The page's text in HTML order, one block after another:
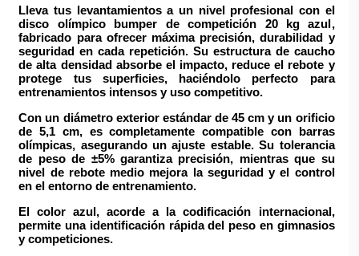
Lleva tus levantamientos a un nivel profesional con el
disco olímpico bumper de competición 20 kg azul,
fabricado para ofrecer máxima precisión,durabilidad y
seguridad en cada repetición. Su estructura de caucho
de alta densidad absorbe el impacto, reduce el rebote y
protege tus superficies, haciéndolo perfecto para
entrenamientos intensos y uso competitivo.
Con un diámetro exterior estándar de 45 cm y un orificio
de 5,1 cm, es completamente compatible con barras
olímpicas, asegurando unajuste estable. Su tolerancia
de peso de ±5%garantiza precisión, mientras que su
nivel de rebote medio mejora la seguridady el control
en el entorno de entrenamiento.
Elcolor azul, acorde a lacodificación internacional,
permite una identificación rápida del peso en gimnasios
ycompeticiones.